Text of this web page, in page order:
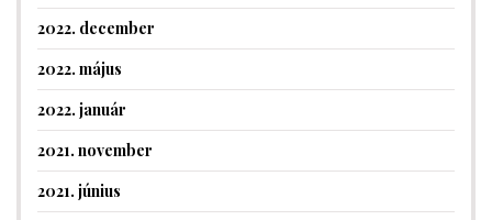
2022. december
2022. május
2022. január
2021. november
2021. június